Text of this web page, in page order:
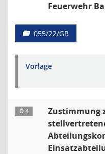
Feuerwehr
055/22/GR
Vorlage
Ö 4
Zustimmung